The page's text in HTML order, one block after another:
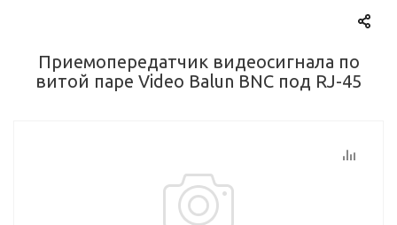
Приемопередатчик видеосигнала по
витой паре Video Вalun BNC под RJ-45